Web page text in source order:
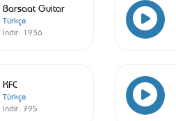
Barsaat Guitar
Türkçe
İndir: 1936
KFC
Türkçe
İndir: 795